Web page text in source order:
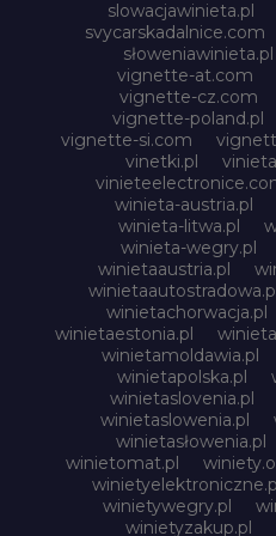
slowacjawinieta.pl
svycarskadalnice.com
słoweniawinieta.pl
vignette-at.com
vignette-cz.com
vignette-poland.pl
vignette-si.com
vinetki.pl
winieta-austria.pl
winieta-litwa.pl
winieta-wegry.pl
winietaaustria.pl
winietachorwacja.pl
winietaestonia.pl
winietamoldawia.pl
winietapolska.pl
winietaslovenia.pl
winietaslowenia.pl
winietasłowenia.pl
winietomat.pl
winietywegry.pl
winietyzakup.pl